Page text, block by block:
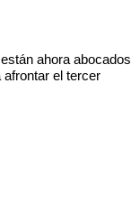
ahora abocados
el tercer